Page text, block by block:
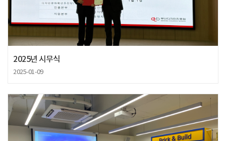
2025년 시무식
2025-01-09